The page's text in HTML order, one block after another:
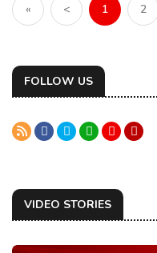
« < 1 2
FOLLOW US
VIDEO STORIES